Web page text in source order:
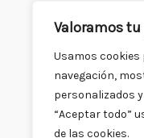
Valoramos
Usamos cookies
navegación,
personalizados
“Aceptar todo”
de las cookies.